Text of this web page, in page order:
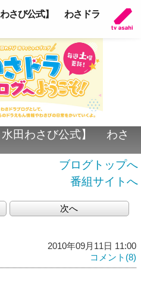
さび公式】 わさドラ
水田わさび公式】 わさ
ブログトップへ
番組サイトへ
次へ
2010年09月11日 11:00
コメント(8)